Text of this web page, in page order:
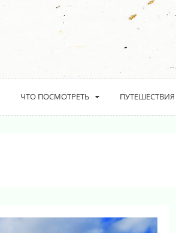
ЧТО ПОСМОТРЕТЬ ПУТЕШЕСТВИЯ